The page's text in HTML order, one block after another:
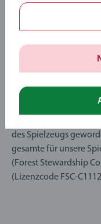
Bäumen
Holz ist eines der
des Spielzeugs
gesamte für unsere
(Forest Stewardship
(Lizenzcode FSC-